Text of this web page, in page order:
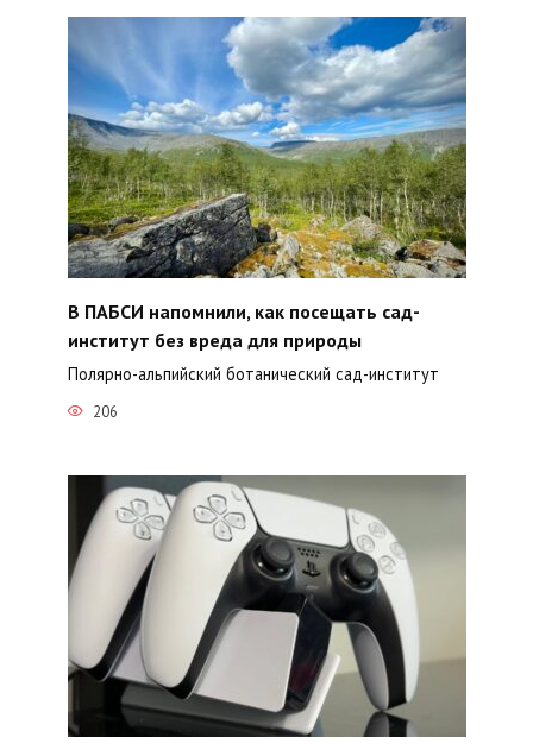
В ПАБСИ напомнили, как посещать сад-
институт без вреда для природы
Полярно-альпийский ботанический сад-институт
206